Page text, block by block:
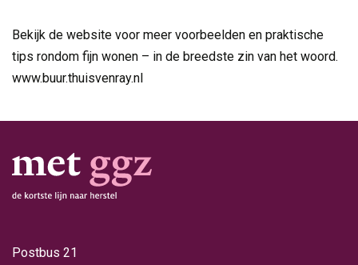
Bekijk de website voor meer voorbeelden en praktische
tips rondom fijn wonen – in de breedste zin van het woord.
www.buur.thuisvenray.nl
Postbus 21